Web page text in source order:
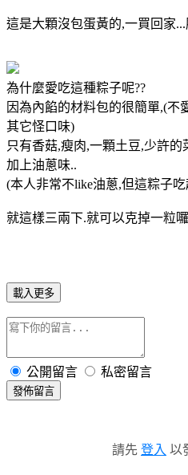
這是大顆沒包蛋黃的,一買回家
為什麼愛吃這種粽子呢??
因為內餡的材料包的很簡單,(不
其它怪口味)
只有香菇,瘦肉,一顆土豆,少許的
加上油蔥味..
(本人非常不like油蔥,但這粽子
就這樣三兩下.就可以克掉一粒
載入更多
公開留言 私密留言
發佈留言
請先 登入 以